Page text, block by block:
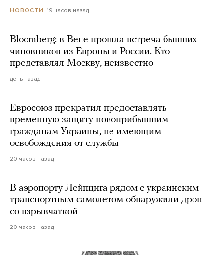
НОВОСТИ 19 часов назад
Bloomberg: в Вене прошла встреча бывших
чиновников из Европы и России. Кто
представлял Москву, неизвестно
день назад
Евросоюз прекратил предоставлять
временную защиту новоприбывшим
гражданам Украины, не имеющим
освобождения от службы
20 часов назад
В аэропорту Лейпцига рядом с украинским
транспортным самолетом обнаружили дрон
со взрывчаткой
20 часов назад